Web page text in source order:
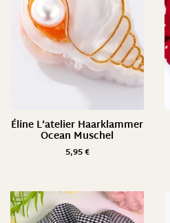
Éline L’atelier Haarklammer
Ocean Muschel
5,95€